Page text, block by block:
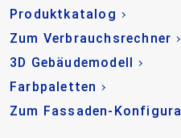
Produktkatalog
Zum Verbrauchsrechner
3D Gebäudemodell
Farbpaletten
Zum Fassaden-